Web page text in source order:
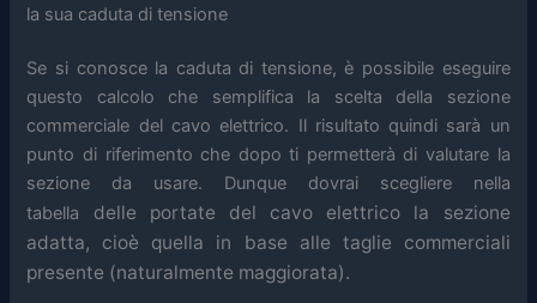
la sua caduta di tensione
Se si conosce la caduta di tensione, è possibile eseguire
questo calcolo che semplifica la scelta della sezione
commerciale del cavo elettrico. Il risultato quindi sarà un
punto di riferimento che dopo ti permetterà di valutare la
sezione da usare. Dunque dovrai scegliere nella
tabella delle portate del cavo elettrico la sezione
adatta, cioè quella in base alle taglie commerciali
presente (naturalmente maggiorata).